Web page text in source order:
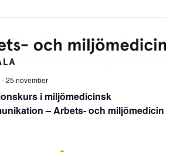
i miljömedicinsk
– Arbets- och miljömedicin
-25 november